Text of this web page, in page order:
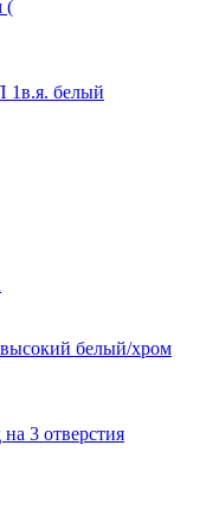
(
1в.я. белый
белый/хром
3 отверстия